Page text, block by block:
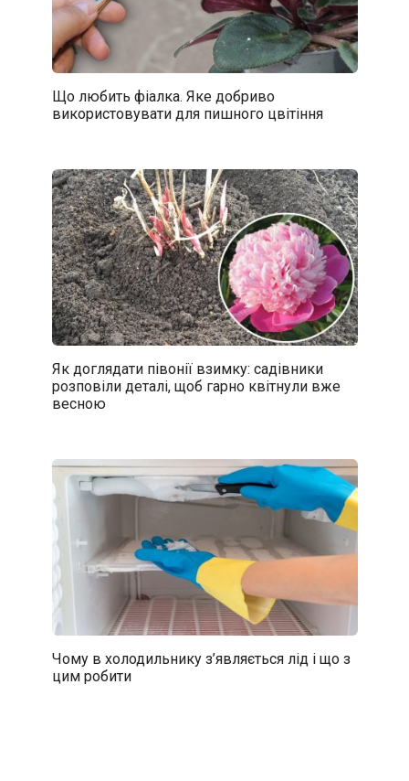
Що любить фіалка. Яке добриво
використовувати для пишного цвітіння
Як доглядати півонії взимку: садівники
розповіли деталі, щоб гарно квітнули вже
весною
Чому в холодильнику з’являється лід і що з
цим робити